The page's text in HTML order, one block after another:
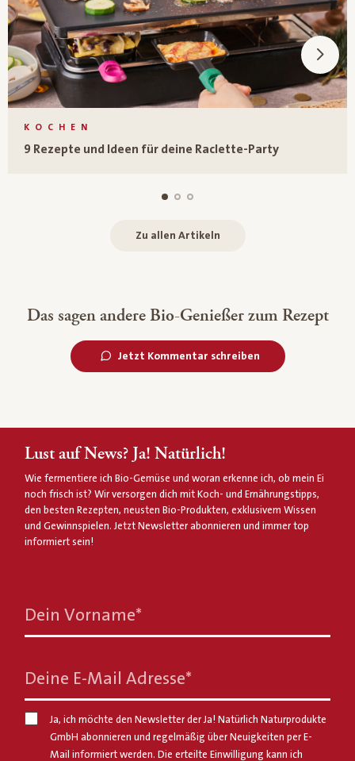
KOCHEN
9 Rezepte und Ideen für deine Raclette-Party
Zu allen Artikeln
Das sagen andere Bio-Genießer zum Rezept
Jetzt Kommentar schreiben
Lust auf News? Ja! Natürlich!
Wie fermentiere ich Bio-Gemüse und woran erkenne ich, ob mein Ei
noch frisch ist? Wir versorgen dich mit Koch- und Ernährungstipps,
den besten Rezepten, neusten Bio-Produkten, exklusivem Wissen
und Gewinnspielen. Jetzt Newsletter abonnieren und immer top
informiert sein!
Dein Vorname*
Deine E-Mail Adresse*
Ja, ich möchte den Newsletter der Ja! Natürlich Naturprodukte
GmbH abonnieren und regelmäßig über Neuigkeiten per E-
Mail informiert werden. Die erteilte Einwilligung kann ich